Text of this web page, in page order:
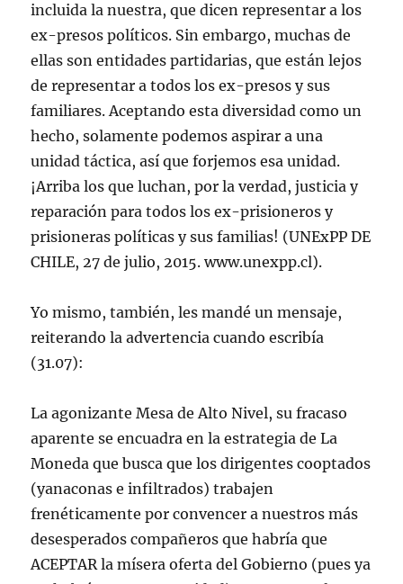
incluida la nuestra, que dicen representar a los
ex-presos políticos. Sin embargo, muchas de
ellas son entidades partidarias, que están lejos
de representar a todos los ex-presos y sus
familiares. Aceptando esta diversidad como un
hecho, solamente podemos aspirar a una
unidad táctica, así que forjemos esa unidad.
¡Arriba los que luchan, por la verdad, justicia y
reparación para todos los ex-prisioneros y
prisioneras políticas y sus familias! (UNExPP DE
CHILE, 27 de julio, 2015. www.unexpp.cl).
Yo mismo, también, les mandé un mensaje,
reiterando la advertencia cuando escribía
(31.07):
La agonizante Mesa de Alto Nivel, su fracaso
aparente se encuadra en la estrategia de La
Moneda que busca que los dirigentes cooptados
(yanaconas e infiltrados) trabajen
frenéticamente por convencer a nuestros más
desesperados compañeros que habría que
ACEPTAR la mísera oferta del Gobierno (pues ya